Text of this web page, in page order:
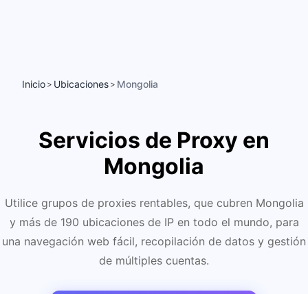
Inicio > Ubicaciones > Mongolia
Servicios de Proxy en
Mongolia
Utilice grupos de proxies rentables, que cubren Mongolia
y más de 190 ubicaciones de IP en todo el mundo, para
una navegación web fácil, recopilación de datos y gestión
de múltiples cuentas.